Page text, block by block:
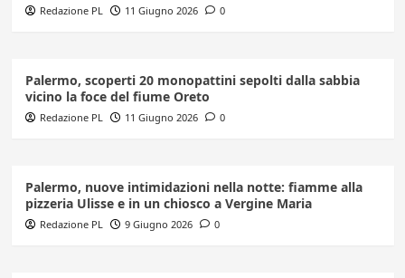
Redazione PL 11 Giugno 2026 0
Palermo, scoperti 20 monopattini sepolti dalla sabbia
vicino la foce del fiume Oreto
Redazione PL 11 Giugno 2026 0
Palermo, nuove intimidazioni nella notte: fiamme alla
pizzeria Ulisse e in un chiosco a Vergine Maria
Redazione PL 9 Giugno 2026 0